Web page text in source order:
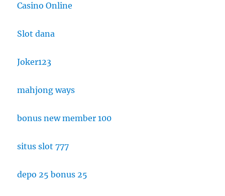
Casino Online
Slot dana
Joker123
mahjong ways
bonus new member 100
situs slot 777
depo 25 bonus 25